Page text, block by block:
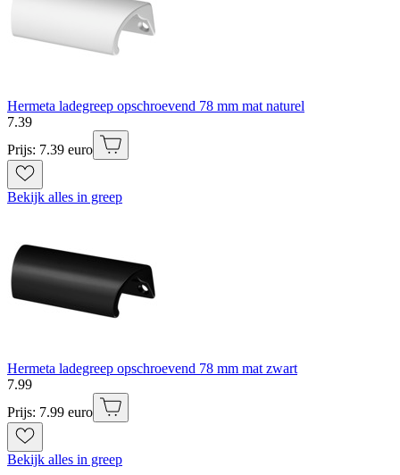
Hermeta ladegreep opschroevend 78 mm mat naturel
7.39
Prijs: 7.39 euro
Bekijk alles in greep
Hermeta ladegreep opschroevend 78 mm mat zwart
7.99
Prijs: 7.99 euro
Bekijk alles in greep